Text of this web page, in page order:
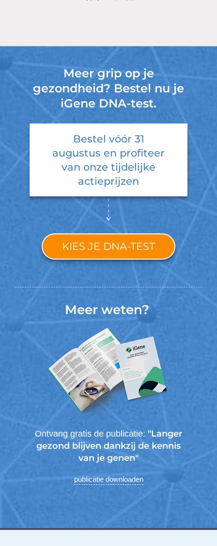
Meer grip op je
gezondheid? Bestel nu je
iGene DNA-test.
Bestel vóór 31
augustus en profiteer
van onze tijdelijke
actieprijzen
KIES JE DNA-TEST
Meer weten?
Ontvang gratis de publicatie: "Langer
gezond blijven dankzij de kennis
van je genen"
publicatie downloaden